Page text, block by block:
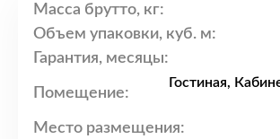
Масса брутто, кг:
Объем упаковки, куб. м:
Гарантия, месяцы:
Помещение:
Гостиная,
Место размещения: